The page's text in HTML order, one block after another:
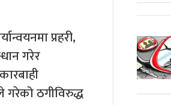
प्रहरी,
गरेर
गरेको ठगीविरुद्ध